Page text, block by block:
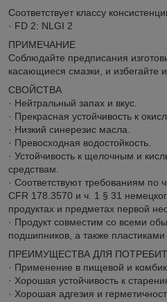
Соответствует классу
· FD 2: NLGI 2
ПРИМЕЧАНИЕ
Соблюдайте предписания
касающиеся смазки, и избегайте
СВОЙСТВА
· Нейтральный запах и вкус.
· Прекрасная устойчивость к
· Низкий синерезис масла.
· Превосходная водостойкость.
· Устойчивость к щелочным и
средствам.
· Соответствуют требованиям по
CFR 178.3570 и ч. 1 § 31
продуктах и предметах первой
· Продукт совместим со всеми
подшипников, а также пластиками
ПРЕИМУЩЕСТВА ДЛЯ
· Применение в пищевой и
· Хорошая устойчивость к
· Хорошая адгезия и